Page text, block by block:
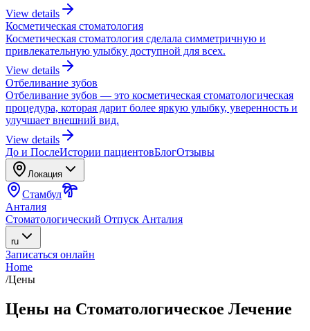
View details
Косметическая стоматология
Косметическая стоматология сделала симметричную и
привлекательную улыбку доступной для всех.
View details
Отбеливание зубов
Отбеливание зубов — это косметическая стоматологическая
процедура, которая дарит более яркую улыбку, уверенность и
улучшает внешний вид.
View details
До и ПослеИстории пациентовБлогОтзывы
Локация
Стамбул
Анталия
Стоматологический Отпуск Анталия
ru
Записаться онлайн
Home
/Цены
Цены на Стоматологическое Лечение